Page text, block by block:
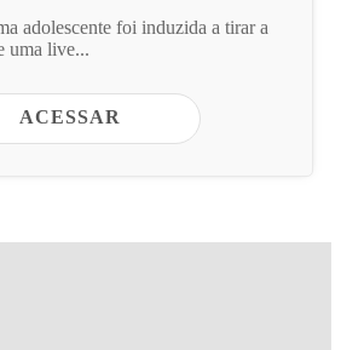
adolescente foi induzida a tirar a
uma live...
ACESSAR